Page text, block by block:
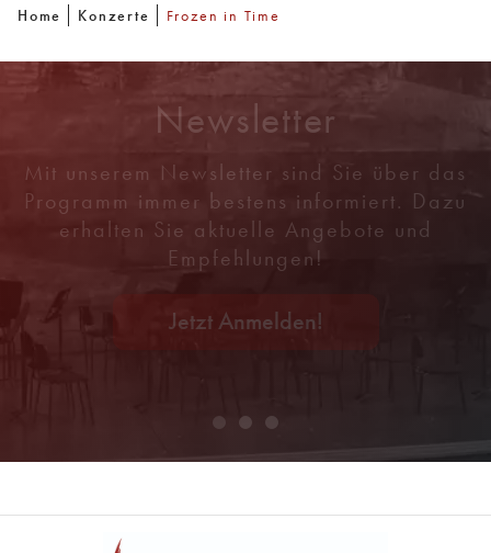
Home Konzerte Frozen in Time
Newsletter
Mit unserem Newsletter sind Sie über das
Programm immer bestens informiert. Dazu
erhalten Sie aktuelle Angebote und
Empfehlungen!
Jetzt Anmelden!